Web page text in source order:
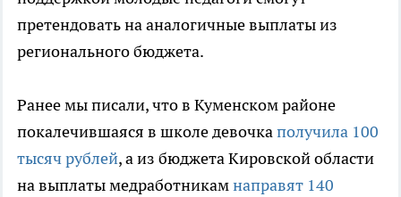
претендовать на аналогичные выплаты из
регионального бюджета.
Ранее мы писали, что в Куменском районе
покалечившаяся в школе девочкаполучила 100
тысяч рублей, а из бюджета Кировской области
на выплаты медработникамнаправят 140